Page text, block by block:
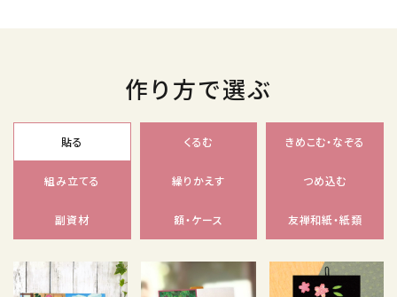
作り方で選ぶ
貼る くるむ きめこむ・なぞる
組み立てる 繰りかえす つめ込む
副資材 額・ケース 友禅和紙・紙類